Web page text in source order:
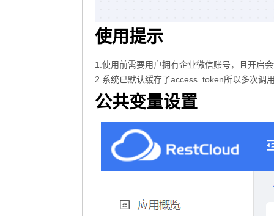
使用提示
1.使用前需要用户拥有企业微信账号，且开启
2.系统已默认缓存了access_token所以多次调
公共变量设置